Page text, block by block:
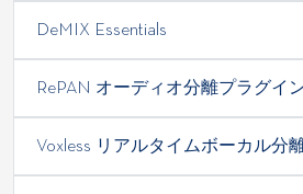
DeMIX Essentials
RePAN オーディオ分離プラグイ
Voxless リアルタイムボーカル分